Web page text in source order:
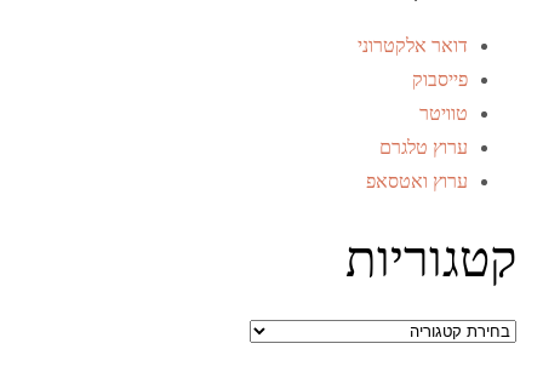
דואר אלקטרוני
פייסבוק
טוויטר
ערוץ טלגרם
ערוץ ואטסאפ
קטגוריות
קטגוריות